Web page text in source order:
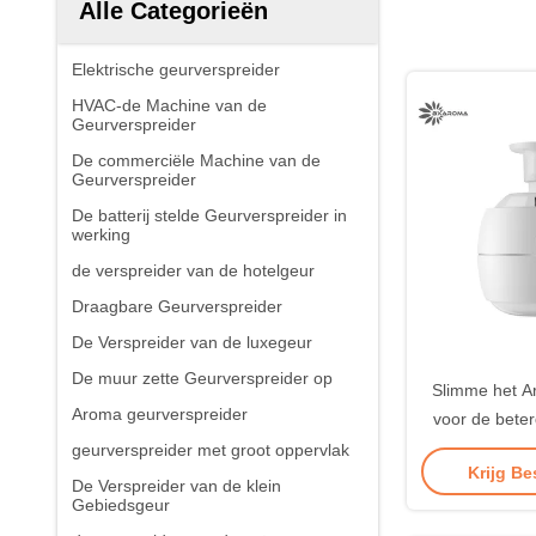
Alle Categorieën
Elektrische geurverspreider
HVAC-de Machine van de
Geurverspreider
De commerciële Machine van de
Geurverspreider
De batterij stelde Geurverspreider in
werking
de verspreider van de hotelgeur
Draagbare Geurverspreider
De Verspreider van de luxegeur
De muur zette Geurverspreider op
Aroma geurverspreider
geurverspreider met groot oppervlak
De Verspreider van de klein
Gebiedsgeur
Slimme het
voor de
250ml
Krijg